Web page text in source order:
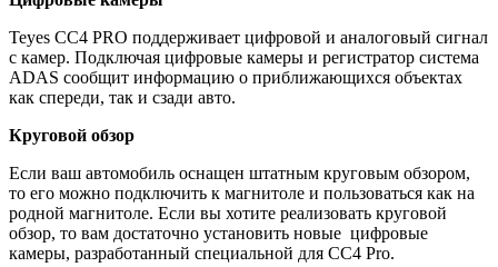
Teyes CC4 PRO поддерживает цифровой и аналоговый сигнал
с камер. Подключая цифровые камеры и регистратор система
ADAS сообщит информацию о приближающихся объектах
как спереди, так и сзади авто.
Круговой обзор
Если ваш автомобиль оснащен штатным круговым обзором,
то его можно подключить к магнитоле и пользоваться как на
родной магнитоле. Если вы хотите реализовать круговой
обзор, то вам достаточно установить новые цифровые
камеры, разработанный специальной для CC4 Pro.